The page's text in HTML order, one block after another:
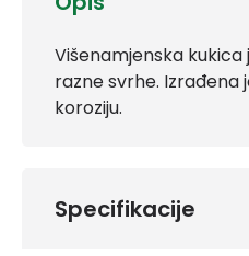
Višenamjenska
razne svrhe. Izrađena
koroziju.
Specifikacije